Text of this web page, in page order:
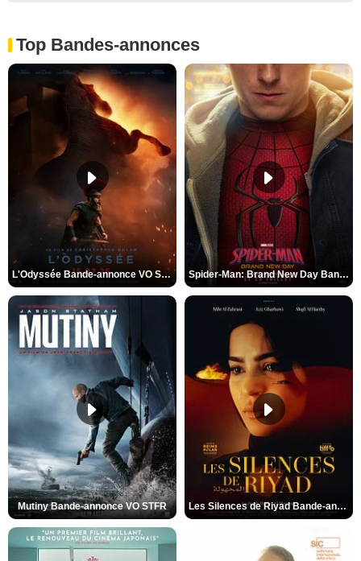
Top Bandes-annonces
L'Odyssée Bande-annonce VO STFR Spider-Man: Brand New Day Bande-annonce VO STFR
Mutiny Bande-annonce VO STFR Les Silences de Riyad Bande-annonce VO STFR